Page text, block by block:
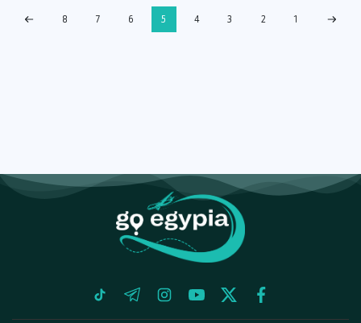
1
2
3
4
5
6
7
8
facebook
twitter
youtube
instagram
telegram
tiktok